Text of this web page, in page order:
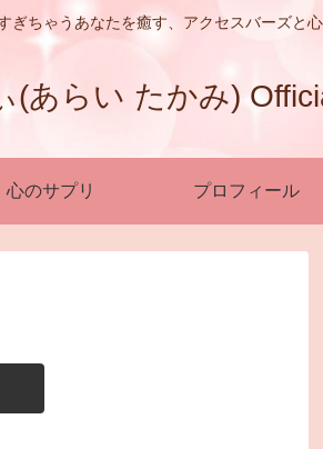
ぎちゃうあなたを癒す、アクセスバーズと
あらい たかみ)
心のサプリ プロフィール